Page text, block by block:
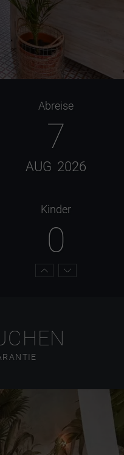
Abreise
7
AUG 2026
Kinder
0